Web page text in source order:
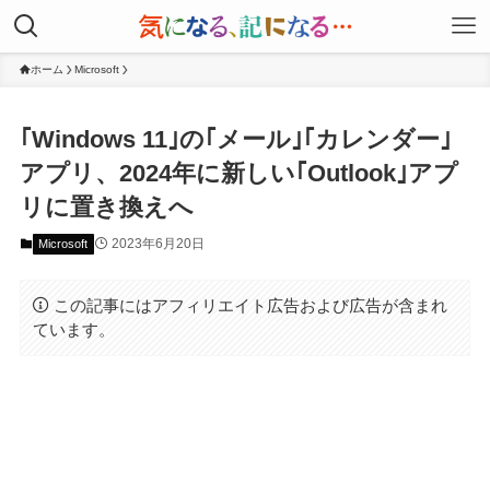
ホーム Microsoft
｢Windows 11｣の｢メール｣｢カレンダー｣
アプリ、2024年に新しい｢Outlook｣アプ
リに置き換えへ
Microsoft 2023年6月20日
この記事にはアフィリエイト広告および広告が含まれ
ています。